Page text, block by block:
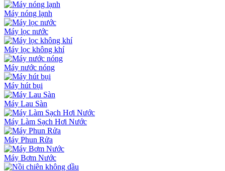
Máy nóng lạnh
Máy lọc nước
Máy lọc không khí
Máy nước nóng
Máy hút bụi
Máy Lau Sàn
Máy Làm Sạch Hơi Nước
Máy Phun Rửa
Máy Bơm Nước